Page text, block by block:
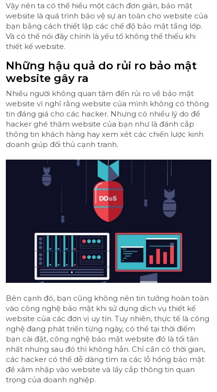
Vậy nên ta có thể hiểu một cách đơn giản, bảo mật
website là quá trình bảo vệ sự an toàn cho website của
bạn bằng cách thiết lập các chế độ bảo mật tầng lớp.
Và có thể nói đây chính là yếu tố không thể thiếu khi
thiết kế website.
Những hậu quả do rủi ro bảo mật
website gây ra
Nhiều người không quan tâm đến rủi ro về bảo mật
website vì nghĩ rằng website của mình không có thông
tin đáng giá cho các hacker. Nhưng có nhiều lý do để
hacker ghé thăm website của bạn như là đánh cắp
thông tin khách hàng hay xem xét các chiến lược kinh
doanh giúp đối thủ cạnh tranh.
Bên cạnh đó, bạn cũng không nên tin tưởng hoàn toàn
vào công nghệ bảo mật khi sử dụng dịch vụ thiết kế
website của các đơn vị uy tín. Tuy nhiên, thực tế là công
nghệ đang phát triển từng ngày, có thể tại thời điểm
bạn cài đặt, công nghệ bảo mật website đó là tối tân
nhất nhưng sau đó thì không hẳn. Chỉ cần có thời gian,
các hacker có thể dễ dàng tìm ra các lỗ hổng bảo mật
để xâm nhập vào website và lấy cắp thông tin quan
trọng của doanh nghiệp.